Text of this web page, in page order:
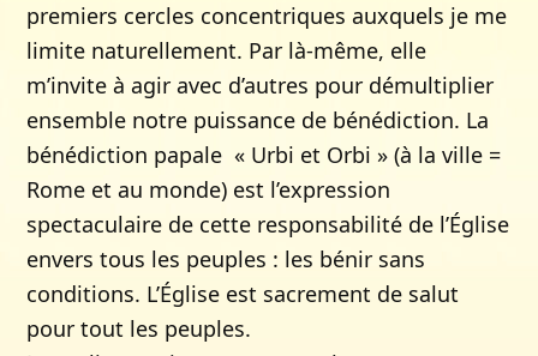
premiers cercles concentriques auxquels je me
limite naturellement. Par là-même, elle
m’invite à agir avec d’autres pour démultiplier
ensemble notre puissance de bénédiction. La
bénédiction papale « Urbi et Orbi » (à la ville =
Rome et au monde) est l’expression
spectaculaire de cette responsabilité de l’Église
envers tous les peuples : les bénir sans
conditions. L’Église est sacrement de salut
pour tout les peuples.